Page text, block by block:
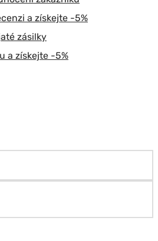
a získejte -5%
zásilky
a získejte -5%